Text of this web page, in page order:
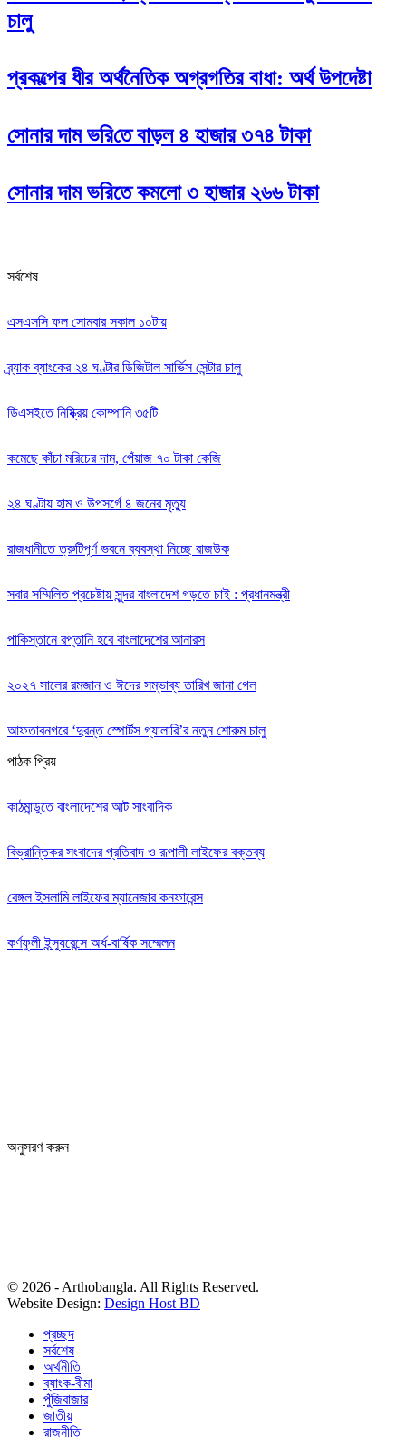
চালু
প্রকল্পের ধীর অর্থনৈতিক অগ্রগতির বাধা: অর্থ উপদেষ্টা
সোনার দাম ভ‌রি‌তে বাড়ল ৪ হাজার ৩৭৪ টাকা
সোনার দাম ভরিতে কমলো ৩ হাজার ২৬৬ টাকা
সর্বশেষ
এসএসসি ফল সোমবার সকাল ১০টায়
ব্র্যাক ব্যাংকের ২৪ ঘণ্টার ডিজিটাল সার্ভিস সেন্টার চালু
ডিএসইতে নিষ্ক্রিয় কোম্পানি ৩৫টি
কমেছে কাঁচা মরিচের দাম, পেঁয়াজ ৭০ টাকা কেজি
২৪ ঘণ্টায় হাম ও উপসর্গে ৪ জনের মৃত্যু
রাজধানীতে ত্রুটিপূর্ণ ভবনে ব্যবস্থা নিচ্ছে রাজউক
সবার সম্মিলিত প্রচেষ্টায় সুন্দর বাংলাদেশ গড়তে চাই : প্রধানমন্ত্রী
পাকিস্তানে রপ্তানি হবে বাংলাদেশের আনারস
২০২৭ সালের রমজান ও ঈদের সম্ভাব্য তারিখ জানা গেল
আফতাবনগরে ‘দুরন্ত স্পোর্টস গ্যালারি’র নতুন শোরুম চালু
পাঠক প্রিয়
কাঠমান্ডুতে বাংলাদেশের আট সাংবাদিক
বিভ্রান্তিকর সংবাদের প্রতিবাদ ও রূপালী লাইফের বক্তব্য
বেঙ্গল ইসলামি লাইফের ম্যানেজার কনফারেন্স
কর্ণফুলী ইন্স্যুরেন্সে অর্ধ-বার্ষিক সম্মেলন
অনুসরণ করুন
© 2026 - Arthobangla. All Rights Reserved.
Website Design: Design Host BD
প্রচ্ছদ
সর্বশেষ
অর্থনীতি
ব্যাংক-বীমা
পুঁজিবাজার
জাতীয়
রাজনীতি